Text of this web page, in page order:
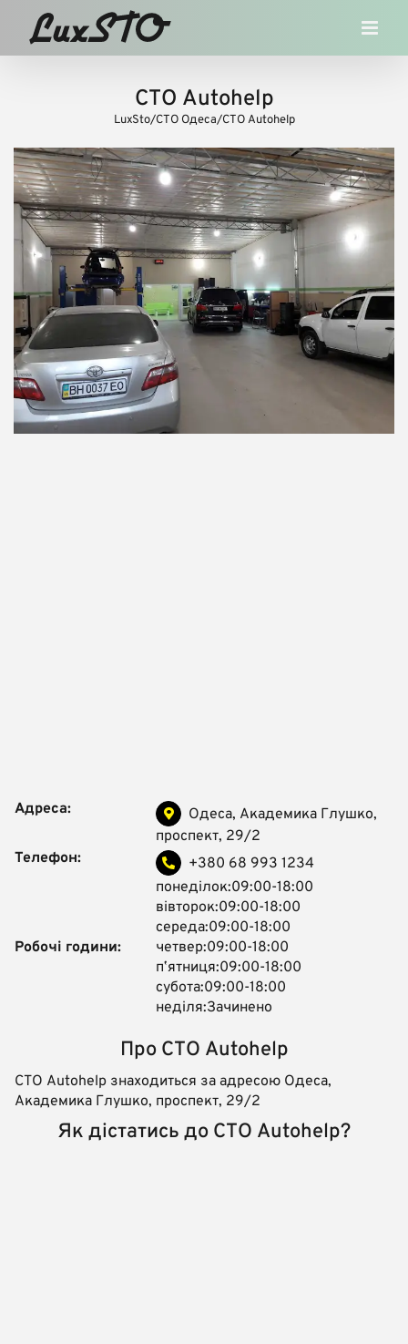
content
СТО Autohelp
LuxSto/СТО Одеса/СТО Autohelp
Адреса:
Одеса, Академика Глушко,
проспект, 29/2
Телефон:
+380 68 993 1234
Робочі години:
понеділок:09:00-18:00
вівторок:09:00-18:00
середа:09:00-18:00
четвер:09:00-18:00
пʼятниця:09:00-18:00
субота:09:00-18:00
неділя:Зачинено
Про СТО Autohelp
СТО Autohelp знаходиться за адресою Одеса,
Академика Глушко, проспект, 29/2
Як дістатись до СТО Autohelp?